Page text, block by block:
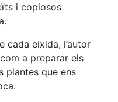
i copiosos
cada eixida, l’autor
a preparar els
plantes que ens